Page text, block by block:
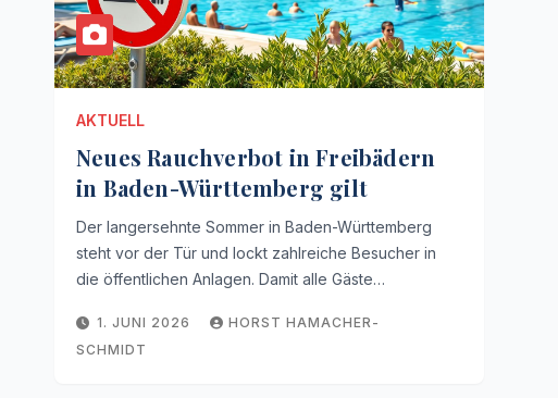
AKTUELL
Neues Rauchverbot in Freibädern
in Baden-Württemberg gilt
Der langersehnte Sommer in Baden-Württemberg
steht vor der Tür und lockt zahlreiche Besucher in
die öffentlichen Anlagen. Damit alle Gäste…
1. JUNI 2026
HORST HAMACHER-
SCHMIDT